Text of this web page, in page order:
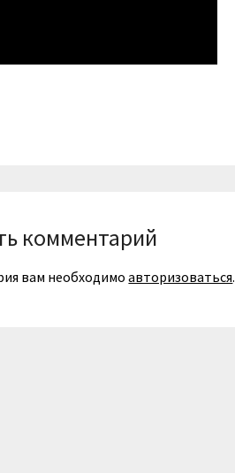
комментарий
вам необходимоавторизоваться.